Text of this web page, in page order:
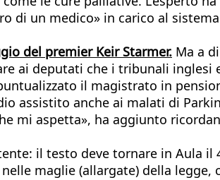
di un medico» in carico al
del premier Keir Starmer. Ma a
ai deputati che i tribunali
il magistrato in
assistito anche ai malati di
mi aspetta», ha aggiunto
il testo deve tornare in Aula il
maglie (allargate) della